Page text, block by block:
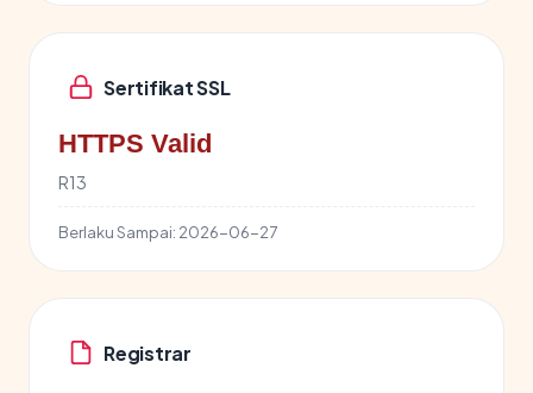
Sertifikat SSL
HTTPS Valid
R13
Berlaku Sampai: 2026-06-27
Registrar